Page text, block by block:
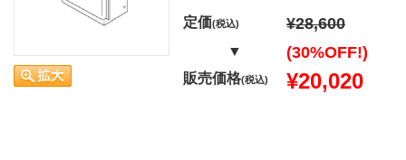
定価(税込) ¥28,600
▼ (30%OFF!)
販売価格(税込) ¥20,020